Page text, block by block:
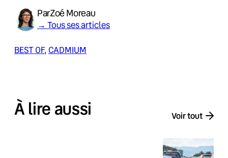
ParZoé Moreau
→ Tous ses articles
BEST OF, CADMIUM
À lire aussi Voir tout